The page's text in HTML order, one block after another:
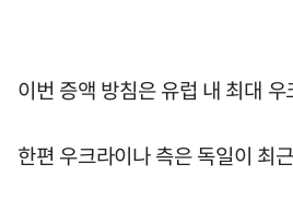
이번 증액 방침은 유럽 내 최대
한편 우크라이나 측은 독일이 최